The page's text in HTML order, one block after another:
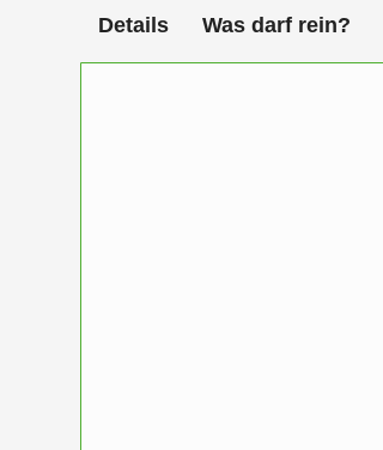
Details Was darf rein?